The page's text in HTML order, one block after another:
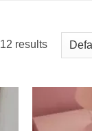
results